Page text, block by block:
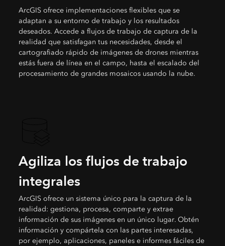
ArcGIS ofrece implementaciones flexibles que se
adaptan a su entorno de trabajo y los resultados
deseados. Accede a flujos de trabajo de captura de la
realidad que satisfagan tus necesidades, desde el
cartografiado rápido de imágenes de drones mientras
estás fuera de línea en el campo, hasta el escalado del
procesamiento de grandes mosaicos usando la nube.
Agiliza los flujos de trabajo
integrales
ArcGIS ofrece un sistema único para la captura de la
realidad: gestiona, procesa, comparte y extrae
información de sus imágenes en un único lugar. Obtén
información y compártela con las partes interesadas,
por ejemplo, aplicaciones, paneles e informes fáciles de